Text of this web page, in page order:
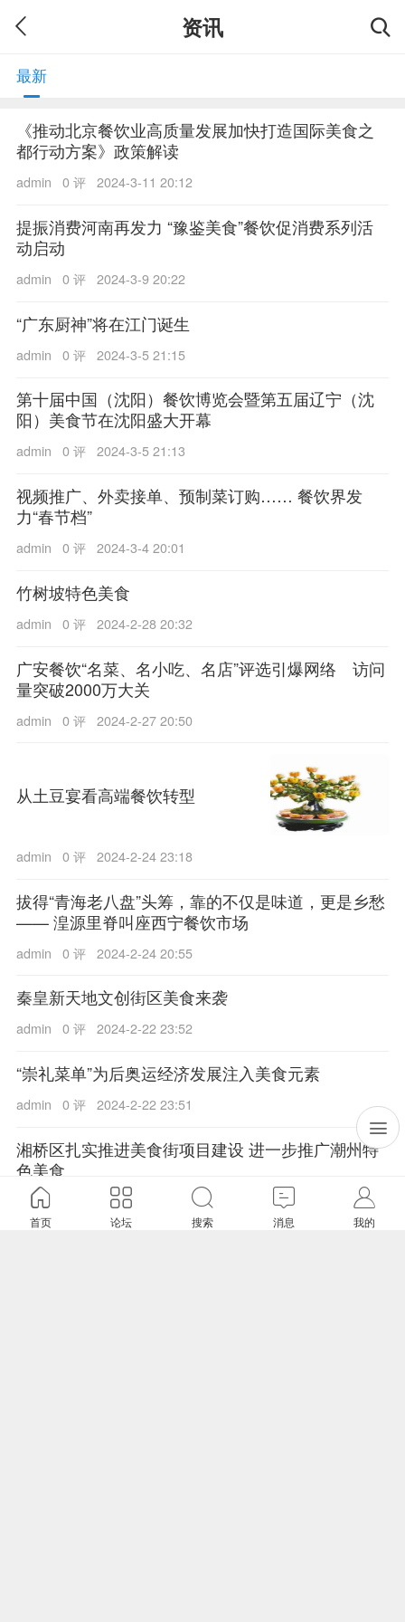
资讯
最新
《推动北京餐饮业高质量发展加快打造国际美食之
都行动方案》政策解读
admin 0 评 2024-3-11 20:12
提振消费河南再发力 “豫鉴美食”餐饮促消费系列活
动启动
admin 0 评 2024-3-9 20:22
“广东厨神”将在江门诞生
admin 0 评 2024-3-5 21:15
第十届中国（沈阳）餐饮博览会暨第五届辽宁（沈
阳）美食节在沈阳盛大开幕
admin 0 评 2024-3-5 21:13
视频推广、外卖接单、预制菜订购…… 餐饮界发
力“春节档”
admin 0 评 2024-3-4 20:01
竹树坡特色美食
admin 0 评 2024-2-28 20:32
广安餐饮“名菜、名小吃、名店”评选引爆网络 访问
量突破2000万大关
admin 0 评 2024-2-27 20:50
从土豆宴看高端餐饮转型
admin 0 评 2024-2-24 23:18
拔得“青海老八盘”头筹，靠的不仅是味道，更是乡愁
—— 湟源里脊叫座西宁餐饮市场
admin 0 评 2024-2-24 20:55
秦皇新天地文创街区美食来袭
admin 0 评 2024-2-22 23:52
“崇礼菜单”为后奥运经济发展注入美食元素
admin 0 评 2024-2-22 23:51
湘桥区扎实推进美食街项目建设 进一步推广潮州特
色美食
admin 2024-2-19 09:42
首页 论坛 搜索 消息 我的